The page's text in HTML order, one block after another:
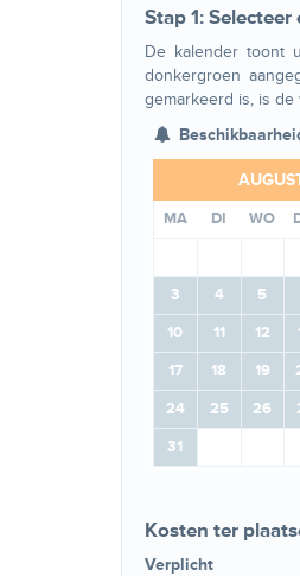
Stap 1:
De kalender toont
donkergroen
gemarkeerd is, is
MA DI WO
3
4 5
10
11 12
17
18 19
24
25 26
31
Kosten ter
Verplicht